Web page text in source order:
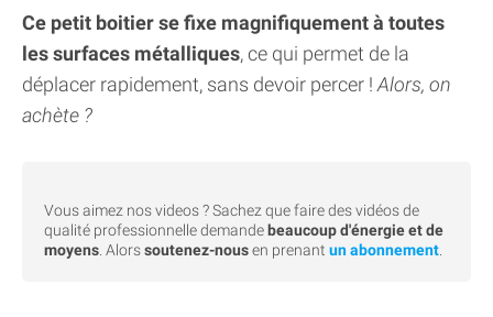
Ce petit boitier se fixe magnifiquement à toutes
les surfaces métalliques, ce qui permet de la
déplacer rapidement, sans devoir percer !Alors, on
achète ?
Vous aimez nos videos ? Sachez que faire des vidéos de
qualité professionnelle demande beaucoup d'énergie et de
moyens. Alorssoutenez-nousen prenant un abonnement.